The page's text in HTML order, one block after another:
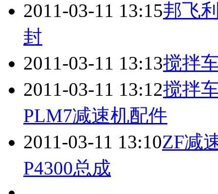
2011-03-11 13:15邦飞
封
2011-03-11 13:13搅拌
2011-03-11 13:12搅拌
PLM7减速机配件
2011-03-11 13:10ZF减
P4300总成